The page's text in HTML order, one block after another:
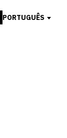
PORTUGUÊS